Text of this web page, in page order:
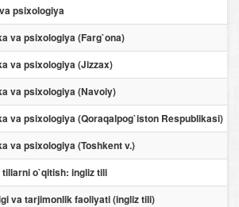
psixologiya
va psixologiya (Farg`ona)
va psixologiya (Jizzax)
va psixologiya (Navoiy)
va psixologiya (Qoraqalpog`iston Respublikasi)
va psixologiya (Toshkent v.)
o`qitish: ingliz tili
va tarjimonlik faoliyati (ingliz tili)